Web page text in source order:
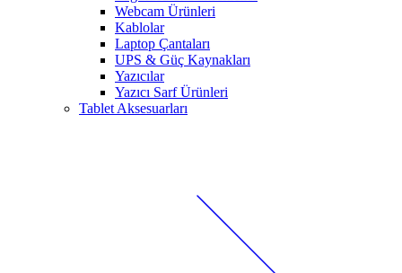
Webcam Ürünleri
Kablolar
Laptop Çantaları
UPS & Güç Kaynakları
Yazıcılar
Yazıcı Sarf Ürünleri
Tablet Aksesuarları